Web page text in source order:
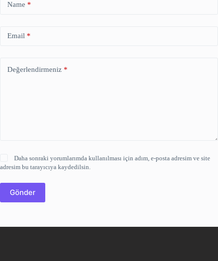
Name *
Email *
Değerlendirmeniz *
Daha sonraki yorumlarımda kullanılması için adım, e-posta adresim ve site
adresim bu tarayıcıya kaydedilsin.
Gönder